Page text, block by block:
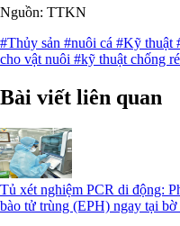
Nguồn: TTKN
#Thủy sản #nuôi cá #Kỹ thuật
cho vật nuôi #kỹ thuật chống
Bài viết liên quan
Tủ xét nghiệm PCR di động:
bào tử trùng (EPH) ngay tại bờ